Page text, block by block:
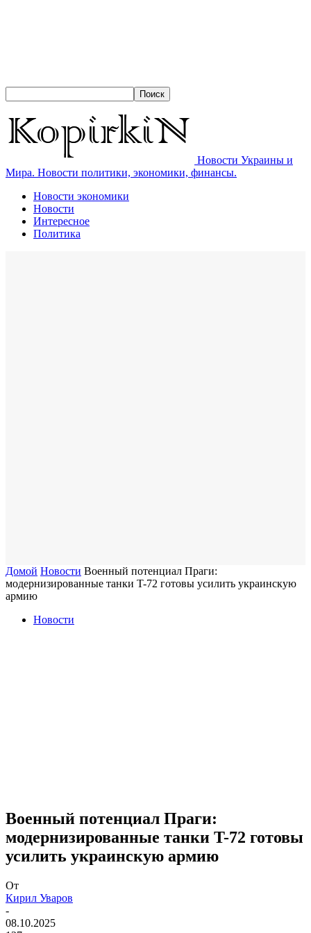
Новости Украины и
Мира. Новости политики, экономики, финансы.
Новости экономики
Новости
Интересное
Политика
Домой Новости Военный потенциал Праги:
модернизированные танки T-72 готовы усилить украинскую
армию
Новости
Военный потенциал Праги:
модернизированные танки T-72 готовы
усилить украинскую армию
От
Кирил Уваров
-
08.10.2025